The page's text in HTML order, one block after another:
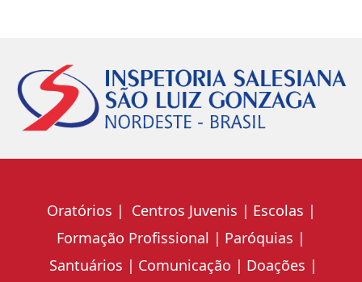
Oratórios Centros Juvenis
Escolas
Formação Profissional
Paróquias
Santuários
Comunicação
Doações